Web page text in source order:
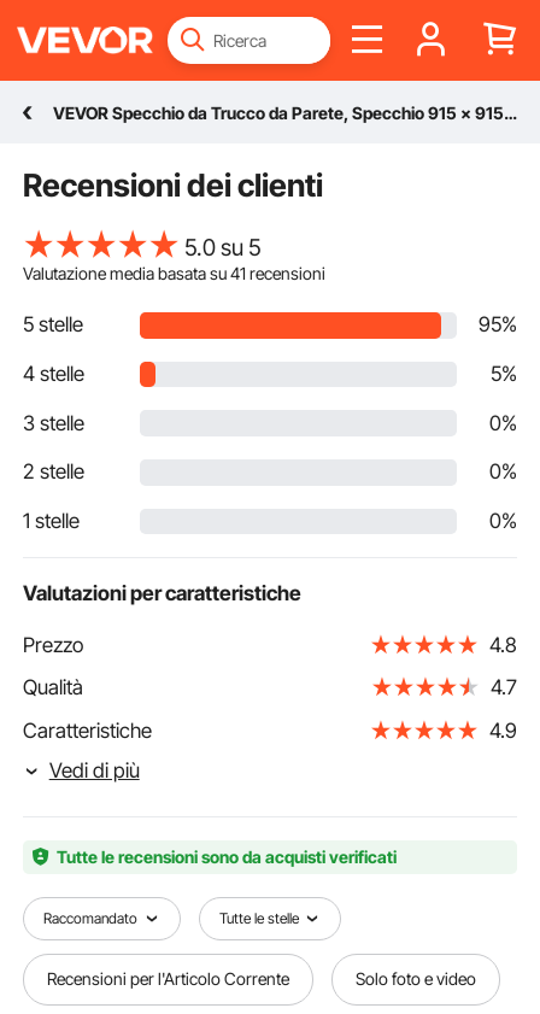
VEVOR Specchio da Trucco da Parete, Specchio 915 x 915 mm con Cornice in Lega di Alluminio e Pellicola Antideflagrante, Specchio Antigraffio con Staffa a Forma di Z, Adatto per Bagno Soggiorno
Recensioni dei clienti
5.0 su 5
Valutazione media basata su41 recensioni
5 stelle 95%
4 stelle 5%
3 stelle 0%
2 stelle 0%
1 stelle 0%
Valutazioni per caratteristiche
Prezzo
4.8
Qualità
4.7
Caratteristiche
4.9
Vedi di più
Tutte le recensioni sono da acquisti verificati
Raccomandato Tutte le stelle
Recensioni per l'Articolo Corrente Solo foto e video